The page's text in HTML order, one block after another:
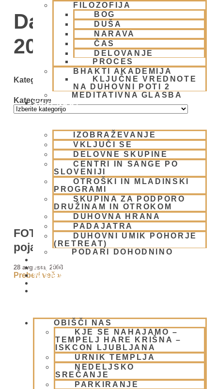
FILOZOFIJA
BOG
DUŠA
NARAVA
ČAS
DELOVANJE
PROCES
BHAKTI AKADEMIJA
KLJUČNE VREDNOTE
NA DUHOVNI POTI 2
MEDITATIVNA GLASBA
SKUPNOST
IZOBRAŽEVANJE
VKLJUČI SE
DELOVNE SKUPINE
CENTRI IN SANGE PO
SLOVENIJI
OTROŠKI IN MLADINSKI
PROGRAMI
SKUPINA ZA PODPORO
DRUŽINAM IN OTROKOM
DUHOVNA HRANA
PADAJATRA
DUHOVNI UMIK POHORJE
(RETREAT)
PODARI DOHODNINO
KOLEDAR
VAŠA VPRAŠANJA
OBIŠČI NAS
KJE SE NAHAJAMO –
TEMPELJ HARE KRIŠNA –
ISKCON LJUBLJANA
URNIK TEMPLJA
NEDELJSKO
SREČANJE
PARKIRANJE
Day: 28 avgusta,
2008
Kategorije
Kategorije
FOTOREPORTAŽA – Praznovanje
pojavitve Šrila Prabhupade
28 avgusta, 2008
Preberi več »